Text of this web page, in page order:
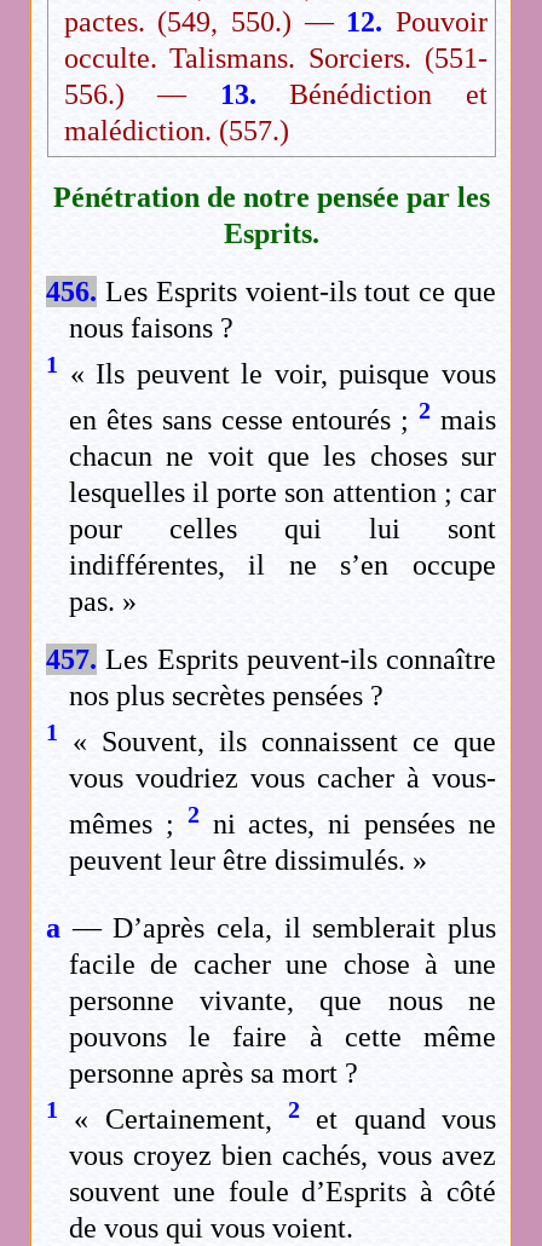
pactes. (549, 550.) — 12. Pouvoir
occulte. Talismans. Sorciers. (551-
556.) — 13. Bénédiction et
malédiction. (557.)
Pénétration de notre pensée par les
Esprits.
456. Les Esprits voient-ils tout ce que
nous faisons ?
1
« Ils peuvent le voir, puisque vous
en êtes sans cesse entourés ;2 mais
chacun ne voit que les choses sur
lesquelles il porte son attention ; car
pour celles qui lui sont
indifférentes, il ne s’en occupe
pas. »
457. Les Esprits peuvent-ils connaître
nos plus secrètes pensées ?
1
« Souvent, ils connaissent ce que
vous voudriez vous cacher à vous-
mêmes ; 2ni actes, ni pensées ne
peuvent leur être dissimulés. »
a — D’après cela, il semblerait plus
facile de cacher une chose à une
personne vivante, que nous ne
pouvons le faire à cette même
personne après sa mort ?
1 « Certainement, 2 et quand vous
vous croyez bien cachés, vous avez
souvent une foule d’Esprits à côté
de vous qui vous voient.